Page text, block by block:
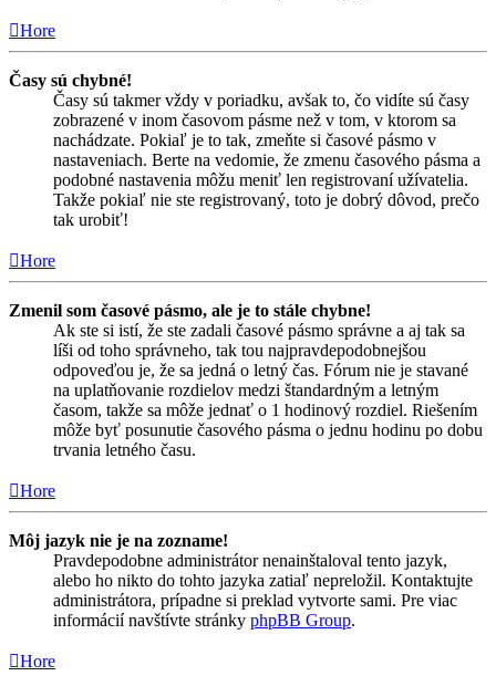
Hore
Časy sú chybné!
Časy sú takmer vždy v poriadku, avšak to, čo vidíte sú časy
zobrazené v inom časovom pásme než v tom, v ktorom sa
nachádzate. Pokiaľ je to tak, zmeňte si časové pásmo v
nastaveniach. Berte na vedomie, že zmenu časového pásma a
podobné nastavenia môžu meniť len registrovaní užívatelia.
Takže pokiaľ nie ste registrovaný, toto je dobrý dôvod, prečo
tak urobiť!
Hore
Zmenil som časové pásmo, ale je to stále chybne!
Ak ste si istí, že ste zadali časové pásmo správne a aj tak sa
líši od toho správneho, tak tou najpravdepodobnejšou
odpoveďou je, že sa jedná o letný čas. Fórum nie je stavané
na uplatňovanie rozdielov medzi štandardným a letným
časom, takže sa môže jednať o 1 hodinový rozdiel. Riešením
môže byť posunutie časového pásma o jednu hodinu po dobu
trvania letného času.
Hore
Môj jazyk nie je na zozname!
Pravdepodobne administrátor nenainštaloval tento jazyk,
alebo ho nikto do tohto jazyka zatiaľ nepreložil. Kontaktujte
administrátora, prípadne si preklad vytvorte sami. Pre viac
informácií navštívte stránky phpBB Group.
Hore